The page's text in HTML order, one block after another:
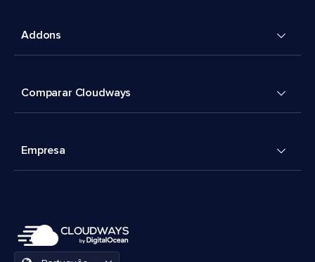
Addons
Comparar Cloudways
Empresa